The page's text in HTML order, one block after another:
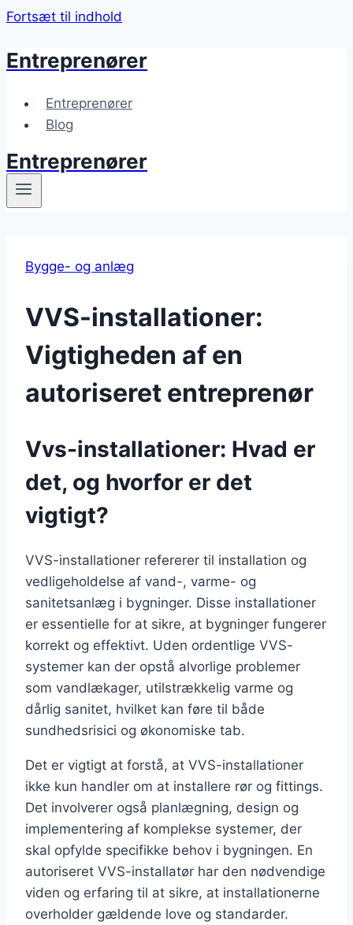
Fortsæt til indhold
Entreprenører
Entreprenører
Blog
Entreprenører
Bygge- og anlæg
VVS-installationer:
Vigtigheden af en
autoriseret entreprenør
Vvs-installationer: Hvad er
det, og hvorfor er det
vigtigt?
VVS-installationer refererer til installation og
vedligeholdelse af vand-, varme- og
sanitetsanlæg i bygninger. Disse installationer
er essentielle for at sikre, at bygninger fungerer
korrekt og effektivt. Uden ordentlige VVS-
systemer kan der opstå alvorlige problemer
som vandlækager, utilstrækkelig varme og
dårlig sanitet, hvilket kan føre til både
sundhedsrisici og økonomiske tab.
Det er vigtigt at forstå, at VVS-installationer
ikke kun handler om at installere rør og fittings.
Det involverer også planlægning, design og
implementering af komplekse systemer, der
skal opfylde specifikke behov i bygningen. En
autoriseret VVS-installatør har den nødvendige
viden og erfaring til at sikre, at installationerne
overholder gældende love og standarder.